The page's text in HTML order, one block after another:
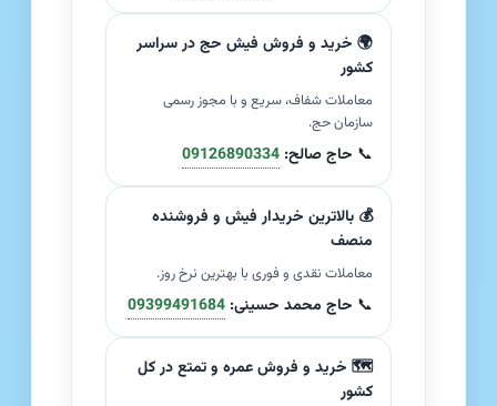
🌍 خرید و فروش فیش حج در سراسر
کشور
معاملات شفاف، سریع و با مجوز رسمی
سازمان حج.
📞 حاج صالح: 09126890334
💰 بالاترین خریدار فیش و فروشنده
منصف
معاملات نقدی و فوری با بهترین نرخ روز.
📞 حاج محمد حسینی: 09399491684
🗺️ خرید و فروش عمره و تمتع در کل
کشور